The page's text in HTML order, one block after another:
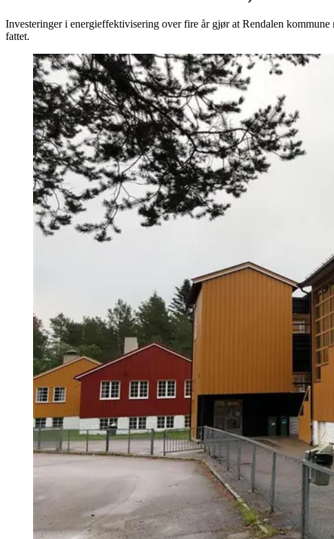
Investeringer i energieffektivisering over fire år gjør at Rendalen
fattet.